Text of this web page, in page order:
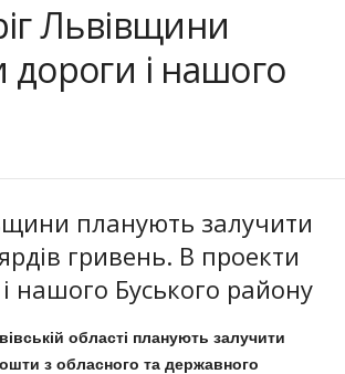
Львівщини
і нашого
планують залучити
гривень. В проекти
нашого Буського району
області планують залучити
з обласного та державного